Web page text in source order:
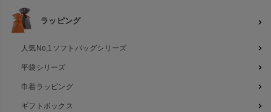
ラッピング
人気No,1ソフトバッグシリーズ
平袋シリーズ
巾着ラッピング
ギフトボックス